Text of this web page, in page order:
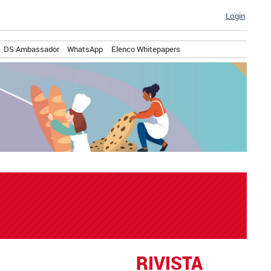
Login
DS Ambassador WhatsApp Elenco Whitepapers
RIVISTA